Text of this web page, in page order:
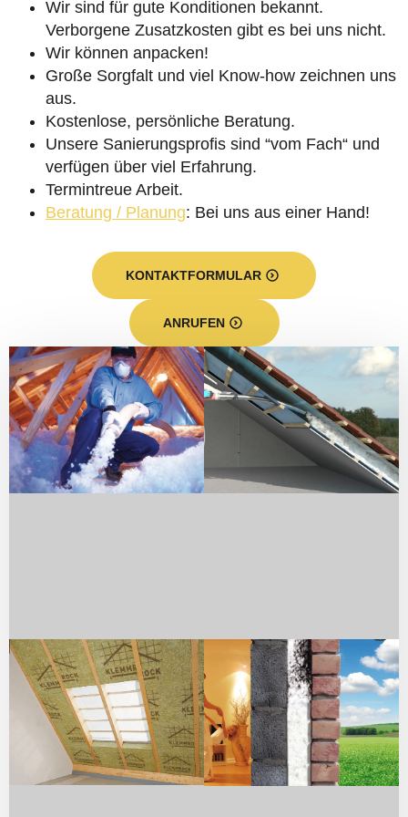
Wir sind für gute Konditionen bekannt.
Verborgene Zusatzkosten gibt es bei uns nicht.
Wir können anpacken!
Große Sorgfalt und viel Know-how zeichnen uns
aus.
Kostenlose, persönliche Beratung.
Unsere Sanierungsprofis sind “vom Fach“ und
verfügen über viel Erfahrung.
Termintreue Arbeit.
Beratung / Planung: Bei uns aus einer Hand!
KONTAKTFORMULAR
ANRUFEN